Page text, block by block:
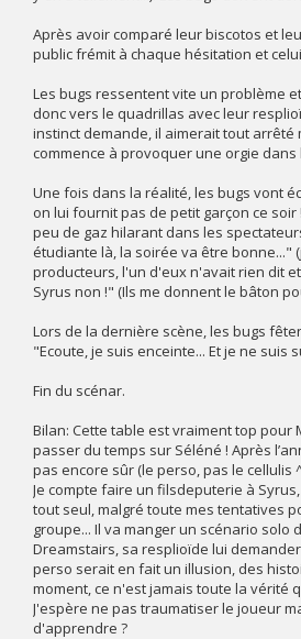
Après avoir comparé leur biscotos et
public frémit à chaque hésitation et
Les bugs ressentent vite un problème
donc vers le quadrillas avec leur
instinct demande, il aimerait tout arrêté
commence à provoquer une orgie
Une fois dans la réalité, les bugs vont
on lui fournit pas de petit garçon ce
peu de gaz hilarant dans les
étudiante là, la soirée va être bonne..."
producteurs, l'un d'eux n'avait rien dit
Syrus non !" (Ils me donnent le bâton
Lors de la dernière scène, les bugs
"Ecoute, je suis enceinte... Et je ne suis
Fin du scénar.
Bilan: Cette table est vraiment top
passer du temps sur Séléné ! Après
pas encore sûr (le perso, pas le cellulis
Je compte faire un filsdeputerie à
tout seul, malgré toute mes tentatives
groupe... Il va manger un scénario
Dreamstairs, sa resplioïde lui
perso serait en fait un illusion, des
moment, ce n'est jamais toute la vérité
J'espère ne pas traumatiser le joueur
d'apprendre ?